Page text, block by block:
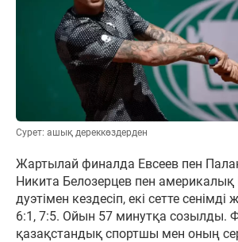
Сурет: ашық дереккөздерден
Жартылай финалда Евсеев пен
Никита Белозерцев пен америкалық
дуэтімен кездесіп, екі сетте сенімді
6:1, 7:5. Ойын 57 минутқа созылды.
қазақстандық спортшы мен оның